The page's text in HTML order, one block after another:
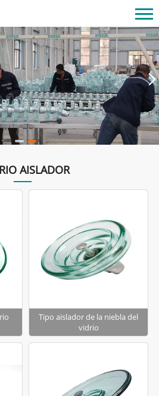
AISLADOR
Tipo aislador de la niebla del
vidrio